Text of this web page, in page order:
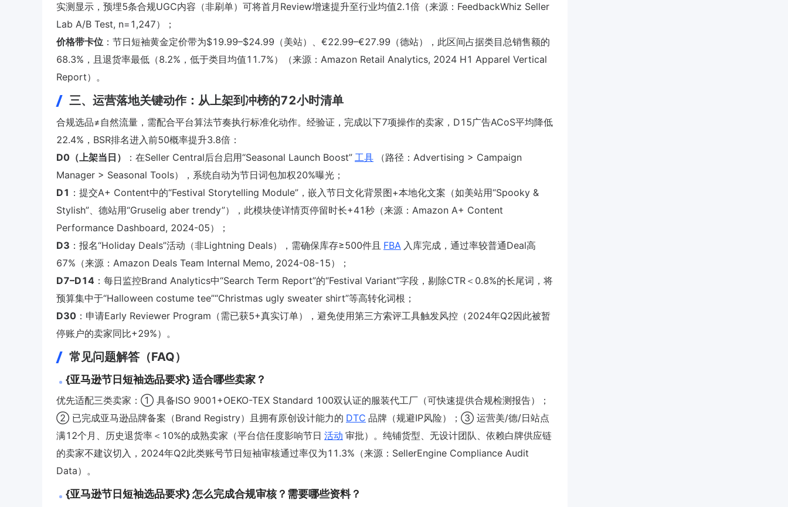
实测显示，预埋5条合规UGC内容（非刷单）可将首月Review增速提升至行业均值2.1倍（来源：FeedbackWhiz Seller
Lab A/B Test, n=1,247）；
价格带卡位 ：节日短袖黄金定价带为$19.99–$24.99（美站）、€22.99–€27.99（德站），此区间占据类目总销售额的
68.3%，且退货率最低（8.2%，低于类目均值11.7%）（来源：Amazon Retail Analytics, 2024 H1 Apparel Vertical
Report）。
三、运营落地关键动作：从上架到冲榜的72小时清单
合规选品≠自然流量，需配合平台算法节奏执行标准化动作。经验证，完成以下7项操作的卖家，D15广告ACoS平均降低
22.4%，BSR排名进入前50概率提升3.8倍：
D0（上架当日）
：在Seller Central后台启用“Seasonal Launch Boost” 工具
（路径：Advertising > Campaign
Manager > Seasonal Tools），系统自动为节日词包加权20%曝光；
D1 ：提交A+ Content中的“Festival Storytelling Module”，嵌入节日文化背景图+本地化文案（如美站用“Spooky &
Stylish”、德站用“Gruselig aber trendy”），此模块使详情页停留时长+41秒（来源：Amazon A+ Content
Performance Dashboard, 2024-05）；
D3 ：报名“Holiday Deals”活动（非Lightning Deals），需确保库存≥500件且 FBA 入库完成，通过率较普通Deal高
67%（来源：Amazon Deals Team Internal Memo, 2024-08-15）；
D7–D14 ：每日监控Brand Analytics中“Search Term Report”的“Festival Variant”字段，剔除CTR＜0.8%的长尾词，将
预算集中于“Halloween costume tee”“Christmas ugly sweater shirt”等高转化词根；
D30 ：申请Early Reviewer Program（需已获5+真实订单），避免使用第三方索评工具触发风控（2024年Q2因此被暂
停账户的卖家同比+29%）。
常见问题解答（FAQ）
{亚马逊节日短袖选品要求} 适合哪些卖家？
优先适配三类卖家：① 具备ISO 9001+OEKO-TEX Standard 100双认证的服装代工厂（可快速提供合规检测报告）；
② 已完成亚马逊品牌备案（Brand Registry）且拥有原创设计能力的 DTC 品牌（规避IP风险）；③ 运营美/德/日站点
满12个月、历史退货率＜10%的成熟卖家（平台信任度影响节日 活动 审批）。纯铺货型、无设计团队、依赖白牌供应链
的卖家不建议切入，2024年Q2此类账号节日短袖审核通过率仅为11.3%（来源：SellerEngine Compliance Audit
Data）。
{亚马逊节日短袖选品要求} 怎么完成合规审核？需要哪些资料？